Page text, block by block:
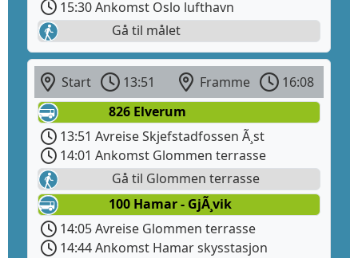
15:30 Ankomst Oslo lufthavn
Gå til målet
Start 13:51 Framme
16:08
826 Elverum
13:51 Avreise Skjefstadfossen Ã¸st
14:01 Ankomst Glommen terrasse
Gå til Glommen terrasse
100 Hamar - GjÃ¸vik
14:05 Avreise Glommen terrasse
14:44 Ankomst Hamar skysstasjon